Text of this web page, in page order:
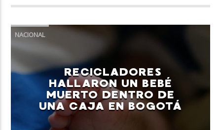
NACIONAL
RECICLADORES
HALLARON UN BEBÉ
MUERTO DENTRO DE
UNA CAJA EN BOGOTÁ